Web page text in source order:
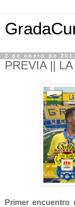
2 de enero de
PREVIA ||
Primer